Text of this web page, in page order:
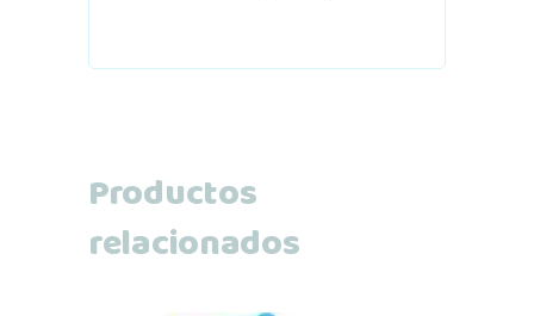
Productos
relacionados